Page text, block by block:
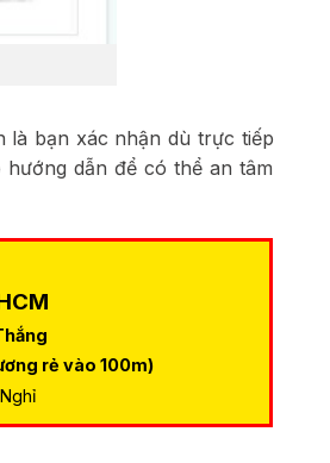
là bạn xác nhận dù trực tiếp
dẫn để có thể an tâm
rẻ vào 100m)